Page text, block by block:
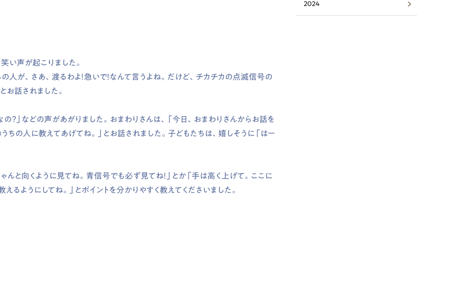
い声が起こりました。
人が、さあ、渡るわよ！急いで！なんて言うよね。だけど、チカチカの点滅信号の
お話されました。
なの？」などの声があがりました。おまわりさんは、「今日、おまわりさんからお話を
ちの人に教えてあげてね。」とお話されました。子どもたちは、嬉しそうに「はー
んと向くように見てね。青信号でも必ず見てね！」とか「手は高く上げて。ここに
るようにしてね。」とポイントを分かりやすく教えてくださいました。
2024